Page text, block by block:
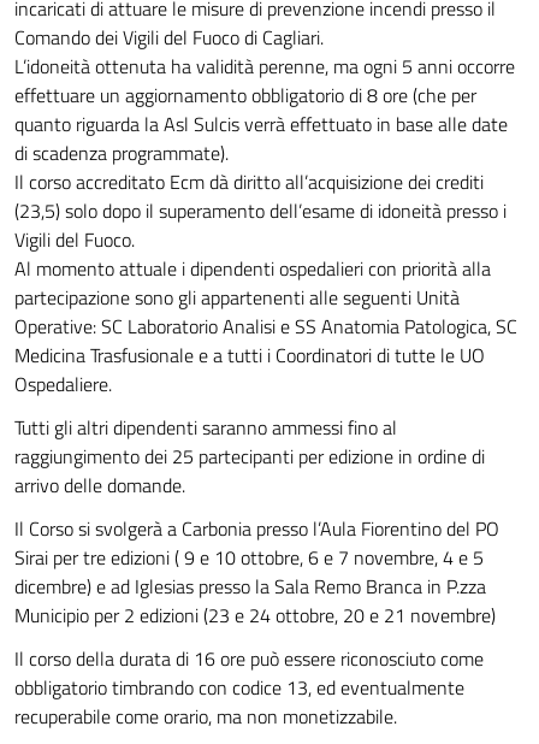
incaricati di attuare le misure di prevenzione incendi presso il
Comando dei Vigili del Fuoco di Cagliari.
L’idoneità ottenuta ha validità perenne, ma ogni 5 anni occorre
effettuare un aggiornamento obbligatorio di 8 ore (che per
quanto riguarda la Asl Sulcis verrà effettuato in base alle date
di scadenza programmate).
Il corso accreditato Ecm dà diritto all’acquisizione dei crediti
(23,5) solo dopo il superamento dell’esame di idoneità presso i
Vigili del Fuoco.
Al momento attuale i dipendenti ospedalieri con priorità alla
partecipazione sono gli appartenenti alle seguenti Unità
Operative: SC Laboratorio Analisi e SS Anatomia Patologica, SC
Medicina Trasfusionale e a tutti i Coordinatori di tutte le UO
Ospedaliere.
Tutti gli altri dipendenti saranno ammessi fino al
raggiungimento dei 25 partecipanti per edizione in ordine di
arrivo delle domande.
Il Corso si svolgerà a Carbonia presso l’Aula Fiorentino del PO
Sirai per tre edizioni ( 9 e 10 ottobre, 6 e 7 novembre, 4 e 5
dicembre) e ad Iglesias presso la Sala Remo Branca in P.zza
Municipio per 2 edizioni (23 e 24 ottobre, 20 e 21 novembre)
Il corso della durata di 16 ore può essere riconosciuto come
obbligatorio timbrando con codice 13, ed eventualmente
recuperabile come orario, ma non monetizzabile.